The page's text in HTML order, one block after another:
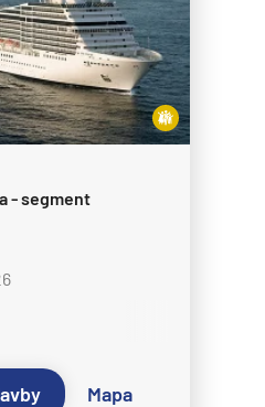
- segment
Mapa